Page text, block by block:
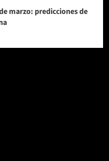
marzo: predicciones de